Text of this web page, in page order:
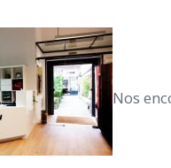
Nos